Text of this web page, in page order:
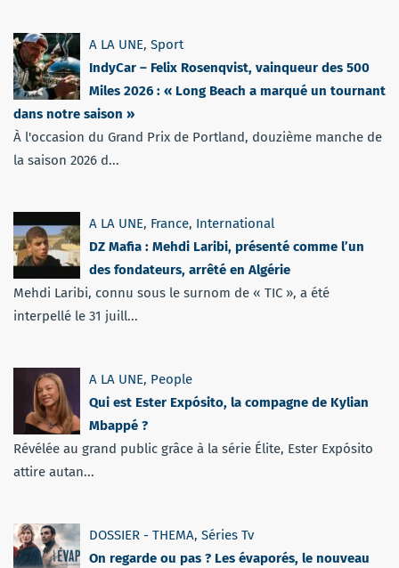
A LA UNE, Sport
IndyCar – Felix Rosenqvist, vainqueur des 500
Miles 2026 : « Long Beach a marqué un tournant
dans notre saison »
À l'occasion du Grand Prix de Portland, douzième manche de
la saison 2026 d...
A LA UNE, France, International
DZ Mafia : Mehdi Laribi, présenté comme l’un
des fondateurs, arrêté en Algérie
Mehdi Laribi, connu sous le surnom de « TIC », a été
interpellé le 31 juill...
A LA UNE, People
Qui est Ester Expósito, la compagne de Kylian
Mbappé ?
Révélée au grand public grâce à la série Élite, Ester Expósito
attire autan...
DOSSIER - THEMA, Séries Tv
On regarde ou pas ? Les évaporés, le nouveau